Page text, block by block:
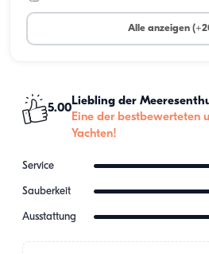
Alle anzeigen
5.00
Liebling der
Eine der bestbewerteten
Yachten!
Service
Sauberkeit
Ausstattung